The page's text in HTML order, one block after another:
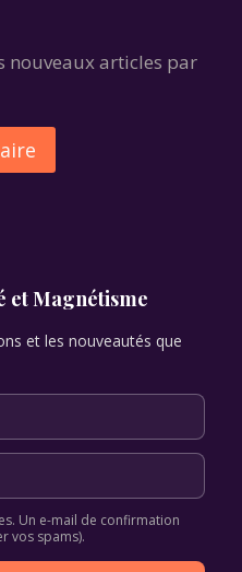
nouveaux articles par
et Magnétisme
et les nouveautés que
Un e-mail de confirmation
vos spams).